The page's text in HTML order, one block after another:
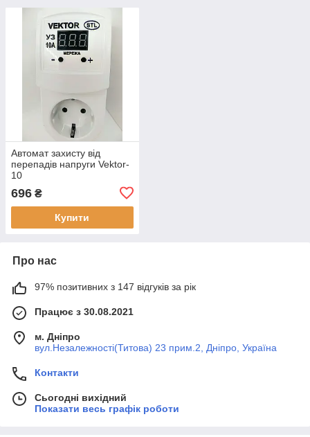
Автомат захисту від
перепадів напруги Vektor-
10
696 ₴
Купити
Про нас
97% позитивних з 147 відгуків за рік
Працює з 30.08.2021
м. Дніпро
вул.Незалежності(Титова) 23 прим.2, Дніпро, Україна
Контакти
Сьогодні вихідний
Показати весь графік роботи